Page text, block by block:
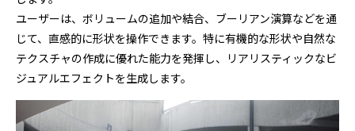
ユーザーは、ボリュームの追加や結合、ブーリアン演算などを通
じて、直感的に形状を操作できます。特に有機的な形状や自然な
テクスチャの作成に優れた能力を発揮し、リアリスティックなビ
ジュアルエフェクトを生成します。